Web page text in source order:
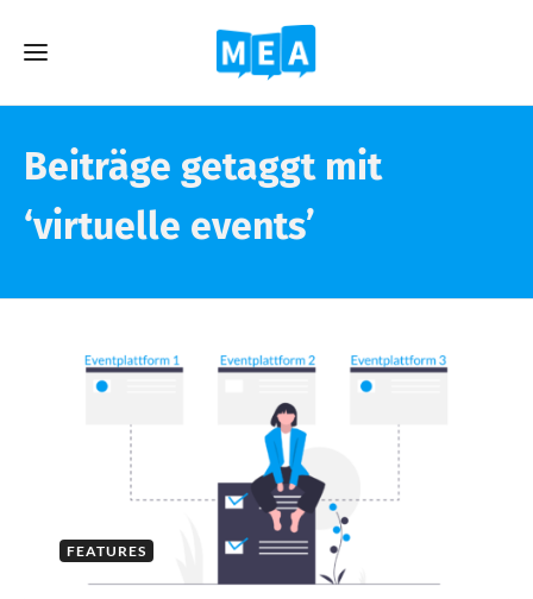
Beiträge getaggt mit
‘virtuelle events’
FEATURES